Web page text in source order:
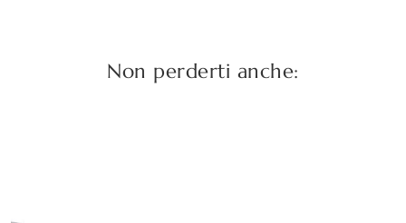
Non perderti anche: